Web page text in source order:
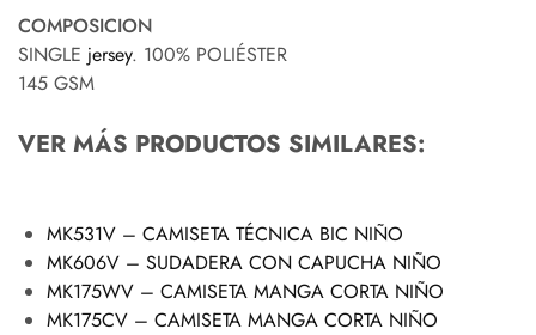
COMPOSICION
SINGLE jersey. 100% POLIÉSTER
145 GSM
VER MÁS PRODUCTOS SIMILARES:
MK531V – CAMISETA TÉCNICA BIC NIÑO
MK606V – SUDADERA CON CAPUCHA NIÑO
MK175WV – CAMISETA MANGA CORTA NIÑO
MK175CV – CAMISETA MANGA CORTA NIÑO